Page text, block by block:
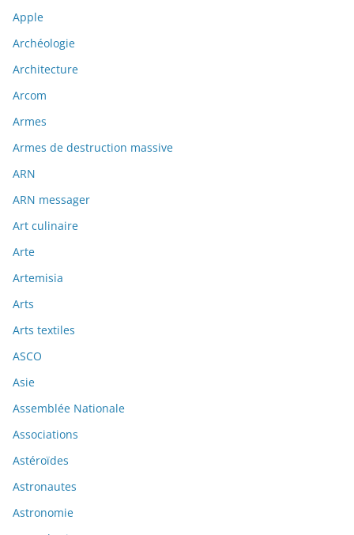
Apple
Archéologie
Architecture
Arcom
Armes
Armes de destruction massive
ARN
ARN messager
Art culinaire
Arte
Artemisia
Arts
Arts textiles
ASCO
Asie
Assemblée Nationale
Associations
Astéroïdes
Astronautes
Astronomie